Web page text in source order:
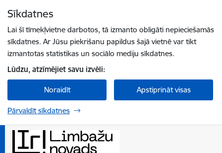
Sīkdatnes
Lai šī tīmekļvietne darbotos, tā izmanto obligāti nepieciešamās
sīkdatnes. Ar Jūsu piekrišanu papildus šajā vietnē var tikt
izmantotas statistikas un sociālo mediju sīkdatnes.
Lūdzu, atzīmējiet savu izvēli:
Noraidīt Apstiprināt visas
Pārvaldīt sīkdatnes